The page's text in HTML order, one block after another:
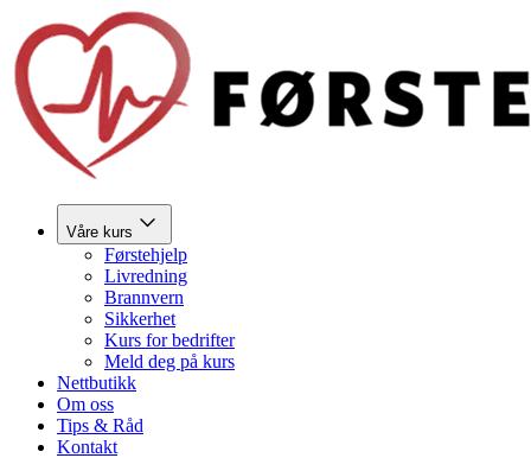
Våre kurs
Førstehjelp
Livredning
Brannvern
Sikkerhet
Kurs for bedrifter
Meld deg på kurs
Nettbutikk
Om oss
Tips & Råd
Kontakt